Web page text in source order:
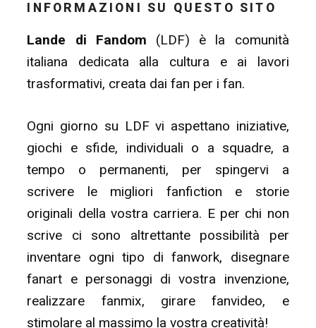
INFORMAZIONI SU QUESTO SITO
Lande di Fandom (LDF) è la comunità
italiana dedicata alla cultura e ai lavori
trasformativi, creata dai fan per i fan.
Ogni giorno su LDF vi aspettano iniziative,
giochi e sfide, individuali o a squadre, a
tempo o permanenti, per spingervi a
scrivere le migliori fanfiction e storie
originali della vostra carriera. E per chi non
scrive ci sono altrettante possibilità per
inventare ogni tipo di fanwork, disegnare
fanart e personaggi di vostra invenzione,
realizzare fanmix, girare fanvideo, e
stimolare al massimo la vostra creatività!